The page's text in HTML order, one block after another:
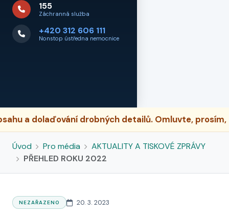
155
Záchranná služba
+420 312 606 111
Nonstop ústředna nemocnice
a dolaďování drobných detailů. Omluvte, prosím,
Úvod Pro média
AKTUALITY A TISKOVÉ ZPRÁVY
PŘEHLED ROKU 2022
NEZAŘAZENO 20. 3. 2023